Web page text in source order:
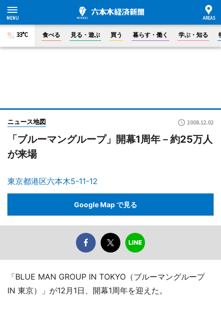
33°C 食べる 見る・遊ぶ 買う 暮らす・働く 学ぶ・知る
ニュース地図 2008.12.02
「ブルーマングループ」開幕1周年－約25万人
が来場
東京都港区六本木5-11-12
Google Map で見る
「BLUE MAN GROUP IN TOKYO（ブルーマングループ
IN 東京）」が12月1日、開幕1周年を迎えた。